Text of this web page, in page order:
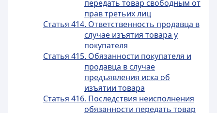
передать товар свободным от
прав третьих лиц
Статья 414. Ответственность продавца в
случае изъятия товара у
покупателя
Статья 415. Обязанности покупателя и
продавца в случае
предъявления иска об
изъятии товара
Статья 416. Последствия неисполнения
обязанности передать товар